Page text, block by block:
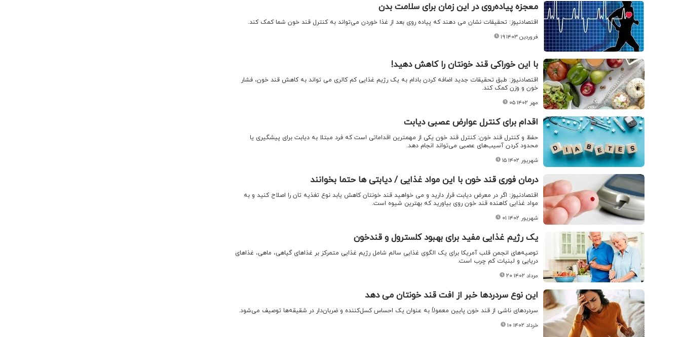
معجزه پیاده‌روی در این زمان برای سلامت بدن
اقتصادنیوز: تحقیقات نشان می‌ دهند که پیاده‌ روی بعد از غذا خوردن می‌تواند به کنترل قند خون شما کمک کند.
۱۹ فروردین ۱۴۰۳
با این خوراکی قند خونتان را کاهش دهید!
اقتصادنیوز: طبق تحقیقات جدید اضافه کردن بادام به یک رژیم غذایی کم کالری می تواند به کاهش قند خون، فشار
خون و وزن کمک کند.
۰۵ مهر ۱۴۰۲
اقدام برای کنترل عوارض عصبی دیابت
حفظ و کنترل قند خون: کنترل قند خون یکی از مهمترین اقداماتی است که فرد مبتلا به دیابت برای پیشگیری یا
محدود کردن آسیب‌های عصبی می‌تواند انجام دهد.
۱۵ شهریور ۱۴۰۲
درمان فوری قند خون با این مواد غذایی / دیابتی ها حتما بخوانند
اقتصادنیوز: اگر در معرض دیابت قرار دارید و می خواهید قند خونتان کاهش یابد نوع تغذیه تان را اصلاح کنید و به
مواد غذایی کاهنده قند خون روی بیاورید که بهترین شیوه است.
۰۱ شهریور ۱۴۰۲
یک رژیم غذایی مفید برای بهبود کلسترول و قندخون
توصیه‌های انجمن قلب آمریکا برای یک الگوی غذایی سالم شامل رژیم غذایی متمرکز بر غذاهای گیاهی، ماهی، غذاهای
دریایی و لبنیات کم چرب است.
۲۰ مرداد ۱۴۰۲
این نوع سردردها خبر از افت قند خونتان می دهد
سردردهای ناشی از قند خون پایین معمولاً به عنوان یک احساس کسل‌کننده و ضربان‌دار در شقیقه‌ها توصیف می‌شود.
۱۰ خرداد ۱۴۰۲